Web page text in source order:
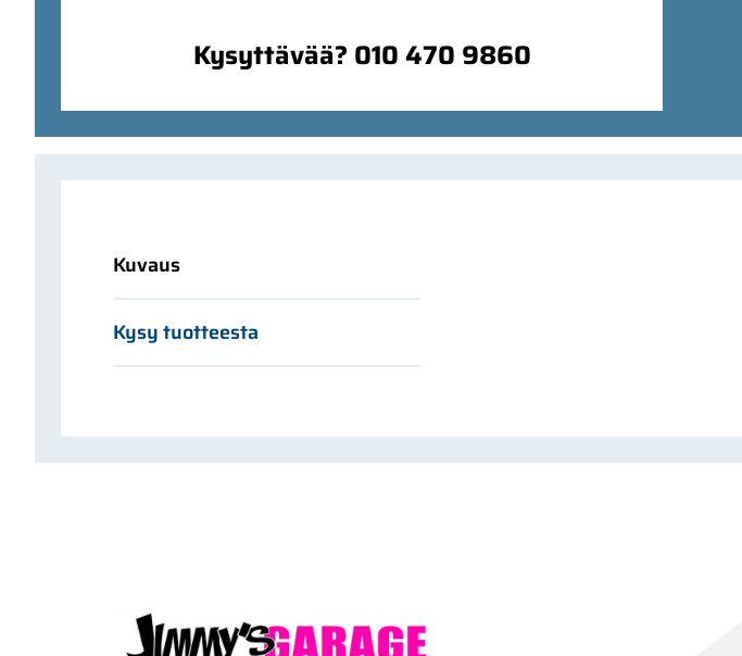
Kysyttävää? 010 470 9860
Kuvaus
Kysy tuotteesta